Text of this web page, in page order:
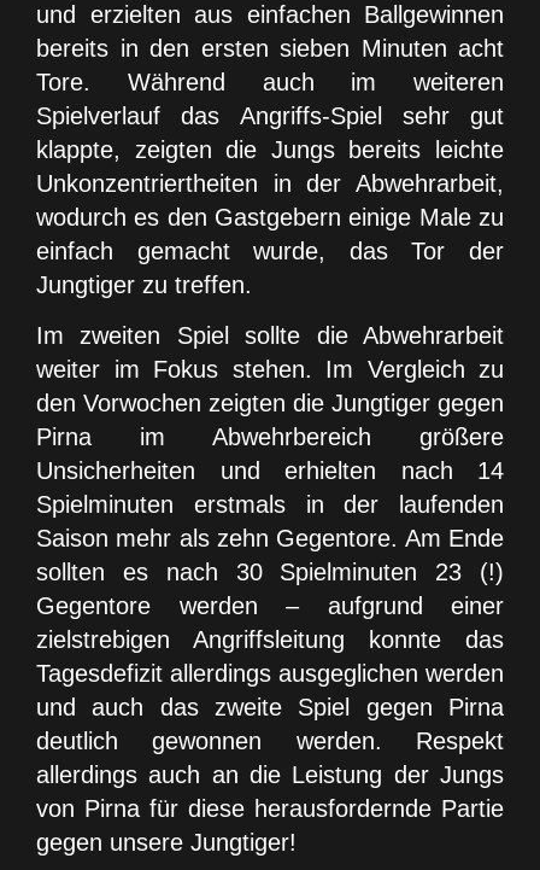
und erzielten aus einfachen Ballgewinnen
bereits in den ersten sieben Minuten acht
Tore. Während auch im weiteren
Spielverlauf das Angriffs-Spiel sehr gut
klappte, zeigten die Jungs bereits leichte
Unkonzentriertheiten in der Abwehrarbeit,
wodurch es den Gastgebern einige Male zu
einfach gemacht wurde, das Tor der
Jungtiger zu treffen.
Im zweiten Spiel sollte die Abwehrarbeit
weiter im Fokus stehen. Im Vergleich zu
den Vorwochen zeigten die Jungtiger gegen
Pirna im Abwehrbereich größere
Unsicherheiten und erhielten nach 14
Spielminuten erstmals in der laufenden
Saison mehr als zehn Gegentore. Am Ende
sollten es nach 30 Spielminuten 23 (!)
Gegentore werden – aufgrund einer
zielstrebigen Angriffsleitung konnte das
Tagesdefizit allerdings ausgeglichen werden
und auch das zweite Spiel gegen Pirna
deutlich gewonnen werden. Respekt
allerdings auch an die Leistung der Jungs
von Pirna für diese herausfordernde Partie
gegen unsere Jungtiger!